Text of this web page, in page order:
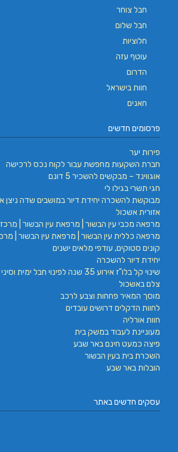
חבל צוחר
חבל שלום
חלוציות
עוטף עזה
הדרום
חוות בישראל
חאנים
פרסומים חדשים
פירות יער
חברת השקעות מחפשת עבור לקוח נכס לרכישה
אוגווינד – מבקשים להשכיר 5 דונם
חגי תשרי בגילו לי
מבוקשת להשכרה יחידת דיור במושבים שדה ניצן
אזורית אשכול
מרפאה מכבי עין הבשור | מרפאת עין הבשור | מרכז
מרפאה כללית עין הבשור | מרפאת עין הבשור |
קונים סטוקים, עודפי מלאים ישנים
יחידת דיור להשכרה
שינוי קל בלו"ז אירוע 35 שנה לפינוי חבל ימית וסיני
צלם באשכול
מוסך המאיר פחחות וצבע לרכב
לחוות הדקלים דרושים עובדים
חוות אורליה
מעוניינת לעבוד במשק בית
פיצה כמעט חינם באר שבע
השכרת בית בעין הבשור
הובלות באר שבע
עסקים חדשים באתר